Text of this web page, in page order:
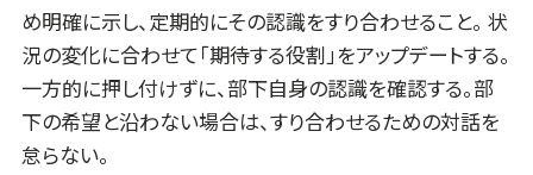
め明確に示し、定期的にその認識をすり合わせること。 状
況の変化に合わせて「期待する役割」をアップデートする。
一方的に押し付けずに、部下自身の認識を確認する。部
下の希望と沿わない場合は、すり合わせるための対話を
怠らない。